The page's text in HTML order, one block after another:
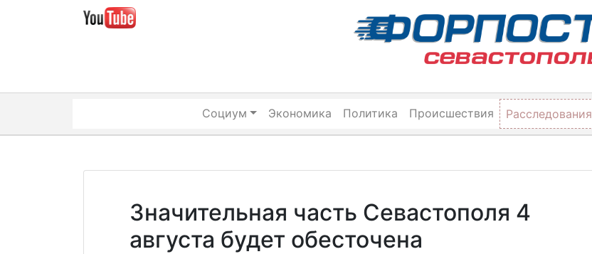
Социум Экономика Политика Происшествия Расследования
Значительная часть Севастополя 4
августа будет обесточена